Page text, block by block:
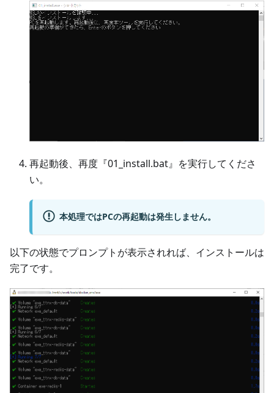
再起動後、再度『01_install.bat』を実行してくださ
い。
本処理ではPCの再起動は発生しません。
以下の状態でプロンプトが表示されれば、インストールは
完了です。